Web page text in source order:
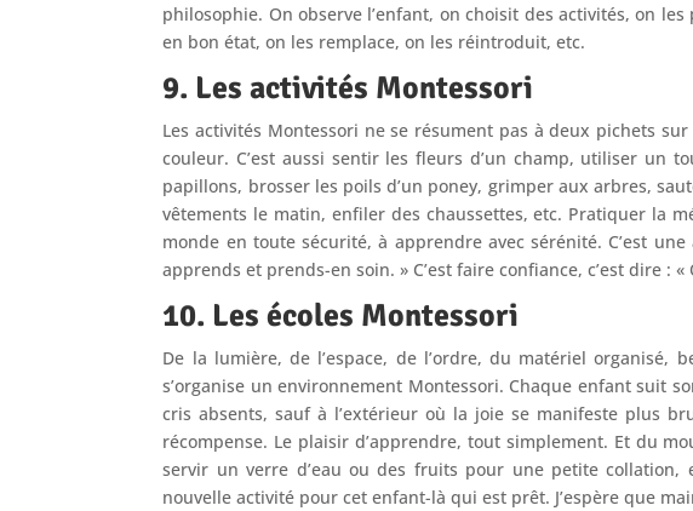
philosophie. On observe l’enfant, on choisit des activités, on
en bon état, on les remplace, on les réintroduit, etc.
9. Les activités Montessori
Les activités Montessori ne se résument pas à deux pichets
couleur. C’est aussi sentir les fleurs d’un champ, utiliser un
papillons, brosser les poils d’un poney, grimper aux arbres,
vêtements le matin, enfiler des chaussettes, etc. Pratiquer la
monde en toute sécurité, à apprendre avec sérénité. C’est
apprends et prends-en soin. » C’est faire confiance, c’est dire :
10. Les écoles Montessori
De la lumière, de l’espace, de l’ordre, du matériel organisé,
s’organise un environnement Montessori. Chaque enfant suit
cris absents, sauf à l’extérieur où la joie se manifeste plus
récompense. Le plaisir d’apprendre, tout simplement. Et du
servir un verre d’eau ou des fruits pour une petite
nouvelle activité pour cet enfant-là qui est prêt. J’espère que